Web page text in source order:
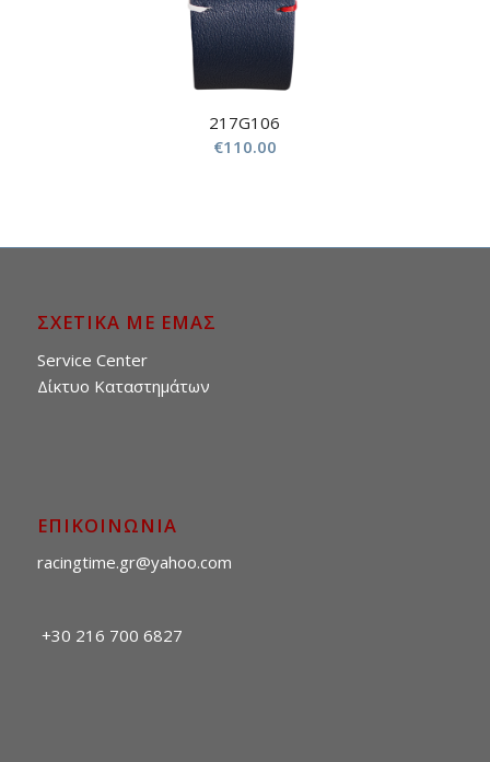
217G106
€110.00
ΣΧΕΤΙΚΑ ΜΕ ΕΜΑΣ
Service Center
Δίκτυο Καταστημάτων
ΕΠΙΚΟΙΝΩΝΙΑ
racingtime.gr@yahoo.com
+30 216 700 6827